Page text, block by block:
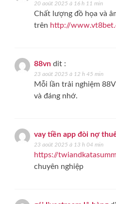
20 août 2025 à 16 h 11 min
Chất lượng đồ họa và
trên http://
88vn dit :
23 août 2025 à 12 h 45 min
Mỗi lần trải nghiệm
và đáng nhớ.
vay tiền app đòi nợ
23 août 2025 à 13 h 04 min
https://
chuyên nghiệp